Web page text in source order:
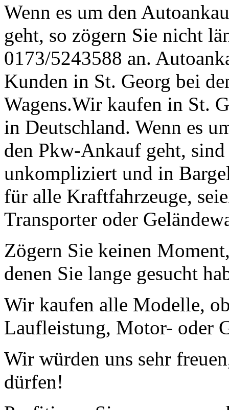
Wenn es um den
geht, so zögern Sie nicht
0173/5243588 an.
Kunden in St. Georg bei
Wagens.Wir kaufen in St.
in Deutschland. Wenn es
den Pkw-Ankauf geht,
unkompliziert und in
für alle Kraftfahrzeuge,
Transporter oder
Zögern Sie keinen
denen Sie lange gesucht
Wir kaufen alle Modelle,
Laufleistung, Motor- oder
Wir würden uns sehr
dürfen!